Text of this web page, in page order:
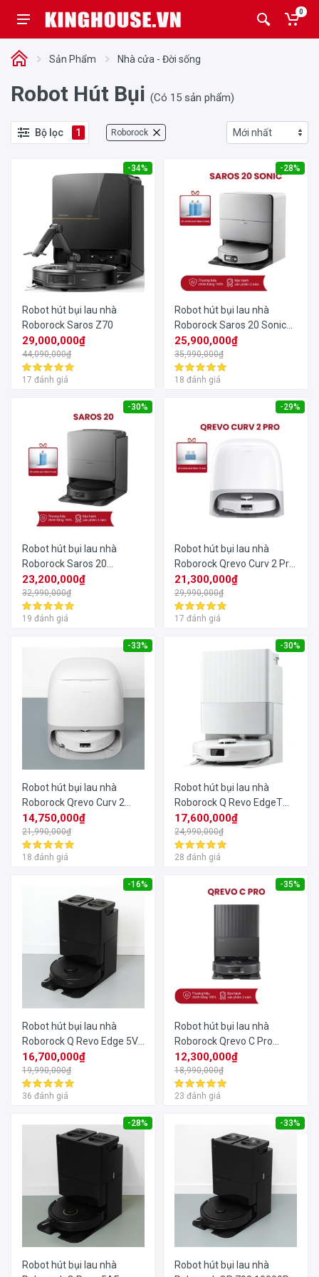
0
Sản Phẩm Nhà cửa - Đời sống
Robot Hút Bụi (Có 15 sản phẩm)
Bộ lọc 1 Roborock
-34%
Robot hút bụi lau nhà
Roborock Saros Z70
29,000,000₫
44,090,000₫
17 đánh giá
-28%
Robot hút bụi lau nhà
Roborock Saros 20 Sonic
35000Pa
25,900,000₫
35,990,000₫
18 đánh giá
-30%
Robot hút bụi lau nhà
Roborock Saros 20
35000Pa
23,200,000₫
32,990,000₫
19 đánh giá
-29%
Robot hút bụi lau nhà
Roborock Qrevo Curv 2 Pro
25000 Pa
21,300,000₫
29,990,000₫
17 đánh giá
-33%
Robot hút bụi lau nhà
Roborock Qrevo Curv 2
Flow
14,750,000₫
21,990,000₫
18 đánh giá
-30%
Robot hút bụi lau nhà
Roborock Q Revo EdgeT
18500Pa
17,600,000₫
24,990,000₫
28 đánh giá
-16%
Robot hút bụi lau nhà
Roborock Q Revo Edge 5V1
18500Pa
16,700,000₫
19,990,000₫
36 đánh giá
-35%
Robot hút bụi lau nhà
Roborock Qrevo C Pro
18500Pa
12,300,000₫
18,990,000₫
23 đánh giá
-28%
Robot hút bụi lau nhà
-33%
Robot hút bụi lau nhà